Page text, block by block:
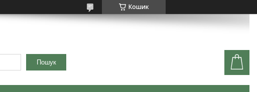
Кошик
Пошук